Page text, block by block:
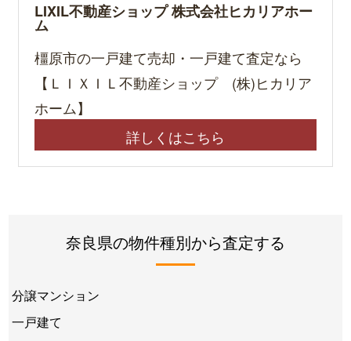
LIXIL不動産ショップ 株式会社ヒカリアホー
ム
橿原市の一戸建て売却・一戸建て査定なら
【ＬＩＸＩＬ不動産ショップ (株)ヒカリア
ホーム】
詳しくはこちら
奈良県の物件種別から査定する
分譲マンション
一戸建て